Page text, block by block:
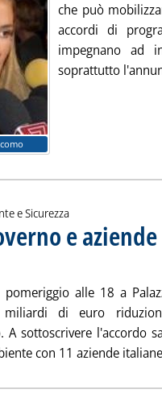
che può
accordi di
impegnano ad
soprattutto
e Sicurezza
e
martedì 07 luglio 2009 alle 16.42.
alle 18 a
di euro
A sottoscrivere l'accordo
con 11 aziende